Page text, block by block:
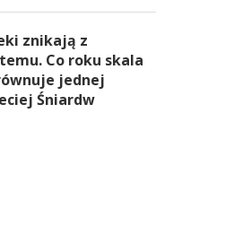
znikają z
Co roku skala
jednej
Śniardw